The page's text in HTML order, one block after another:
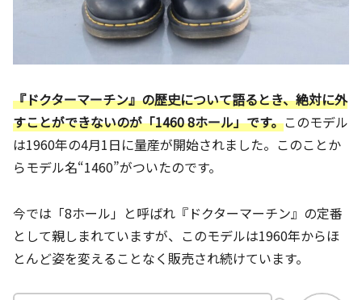
『ドクターマーチン』の歴史について語るとき、絶対に外
すことができないのが「1460 8ホール」です。このモデル
は1960年の4月1日に量産が開始されました。このことか
らモデル名“1460”がついたのです。
今では「8ホール」と呼ばれ『ドクターマーチン』の定番
として親しまれていますが、このモデルは1960年からほ
とんど姿を変えることなく販売され続けています。